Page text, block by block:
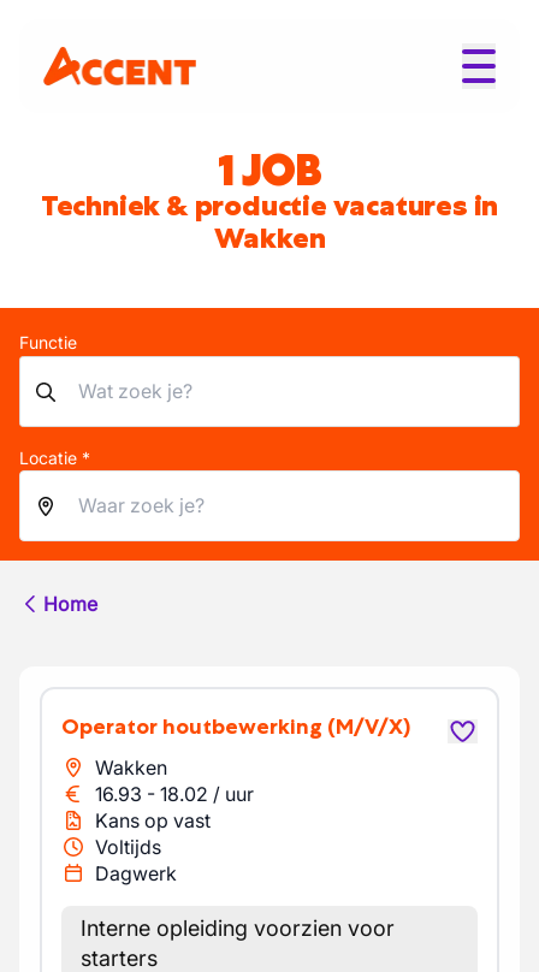
1 JOB
Techniek & productie vacatures in
Wakken
Functie
Locatie *
Home
Operator houtbewerking (M/V/X)
Wakken
16.93 - 18.02 / uur
Kans op vast
Voltijds
Dagwerk
Interne opleiding voorzien voor
starters